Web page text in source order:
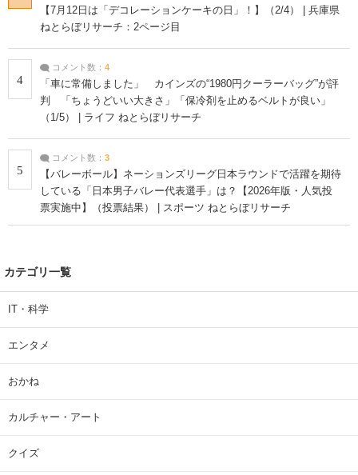
【7月12日は「デコレーションケーキの日」！】（2/4） | 兵庫県
ねとらぼリサーチ：2ページ目
4
コメント数： 4
「車に常備しました」 カインズの“1980円クーラーバッグ”が評
判 「ちょうどいい大きさ」「保冷剤を止めるベルトが良い」
（1/5） | ライフ ねとらぼリサーチ
5
コメント数： 3
【バレーボール】ネーションズリーグ日本ラウンドで活躍を期待
している「日本男子バレー代表選手」は？【2026年版・人気投
票実施中】（投票結果） | スポーツ ねとらぼリサーチ
カテゴリ一覧
IT・科学
エンタメ
おかね
カルチャー・アート
クイズ